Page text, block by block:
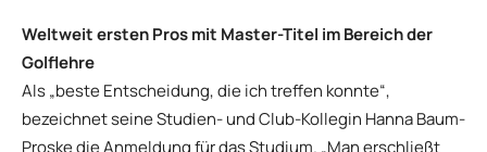
Weltweit ersten Pros mit Master-Titel im Bereich der
Golflehre
Als „beste Entscheidung, die ich treffen konnte“,
bezeichnet seine Studien- und Club-Kollegin Hanna Baum-
Proske die Anmeldung für das Studium. „Man erschließt